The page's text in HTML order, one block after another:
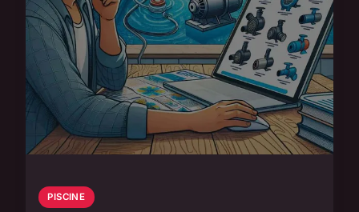
PISCINE